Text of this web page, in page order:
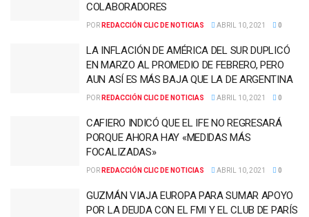
COLABORADORES
POR REDACCIÓN CLIC DE NOTICIAS ABRIL 10, 2021 0
LA INFLACIÓN DE AMÉRICA DEL SUR DUPLICÓ
EN MARZO AL PROMEDIO DE FEBRERO, PERO
AUN ASÍ ES MÁS BAJA QUE LA DE ARGENTINA
POR REDACCIÓN CLIC DE NOTICIAS ABRIL 10, 2021 0
CAFIERO INDICÓ QUE EL IFE NO REGRESARÁ
PORQUE AHORA HAY «MEDIDAS MÁS
FOCALIZADAS»
POR REDACCIÓN CLIC DE NOTICIAS ABRIL 10, 2021 0
GUZMÁN VIAJA EUROPA PARA SUMAR APOYO
POR LA DEUDA CON EL FMI Y EL CLUB DE PARÍS